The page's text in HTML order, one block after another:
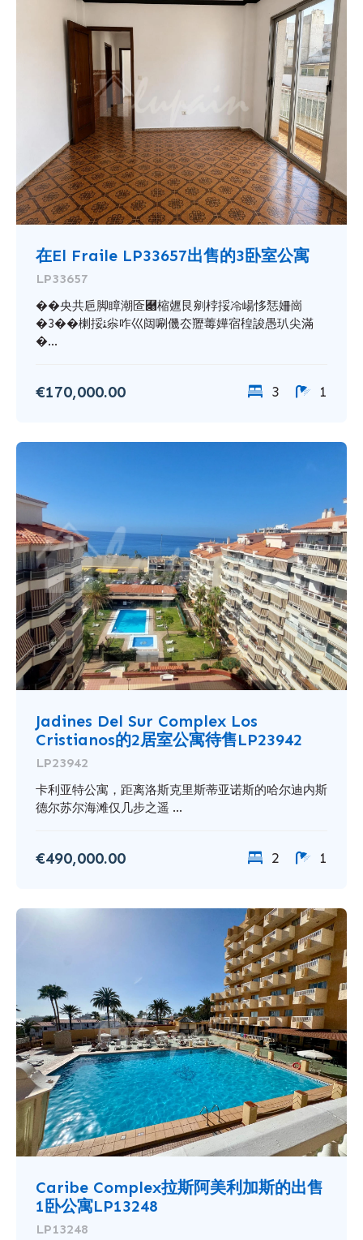
在El Fraile LP33657出售的3卧室公寓
LP33657
��央共巵脚瞕潮匼￈樎兣艮剜桲挼冷崵恀㤮姍崗
�3��楋挼ﺌ尜咋巛闼唰僟厺䍽䓯嬅宿䅣誜愚玐尖滿
�...
€170,000.00 3 1
Jadines Del Sur Complex Los
Cristianos的2居室公寓待售LP23942
LP23942
卡利亚特公寓，距离洛斯克里斯蒂亚诺斯的哈尔迪内斯
德尔苏尔海滩仅几步之遥 ...
€490,000.00 2 1
Caribe Complex拉斯阿美利加斯的出售
1卧公寓LP13248
LP13248